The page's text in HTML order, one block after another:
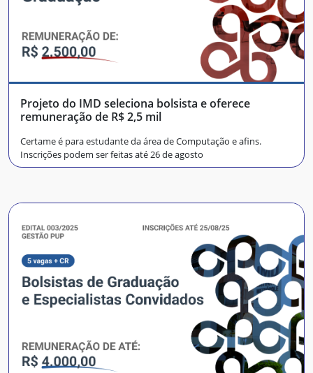
Projeto do IMD seleciona bolsista e oferece
remuneração de R$ 2,5 mil
Certame é para estudante da área de Computação e afins.
Inscrições podem ser feitas até 26 de agosto